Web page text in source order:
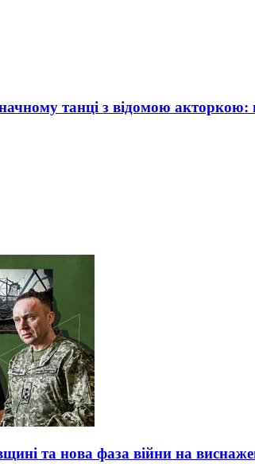
танці з відомою акторкою:
та нова фаза війни на